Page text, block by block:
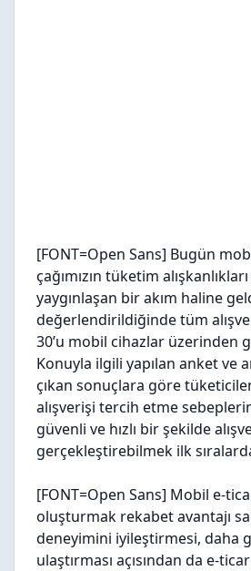
[FONT=Open Sans] Bugün
çağımızın tüketim
yaygınlaşan bir akım haline
değerlendirildiğinde tüm
30’u mobil cihazlar üzerinden
Konuyla ilgili yapılan anket ve
çıkan sonuçlara göre
alışverişi tercih etme
güvenli ve hızlı bir şekilde
gerçekleştirebilmek ilk
[FONT=Open Sans] Mobil e-
oluşturmak rekabet avantajı
deneyimini iyileştirmesi, daha
ulaştırması açısından da e-